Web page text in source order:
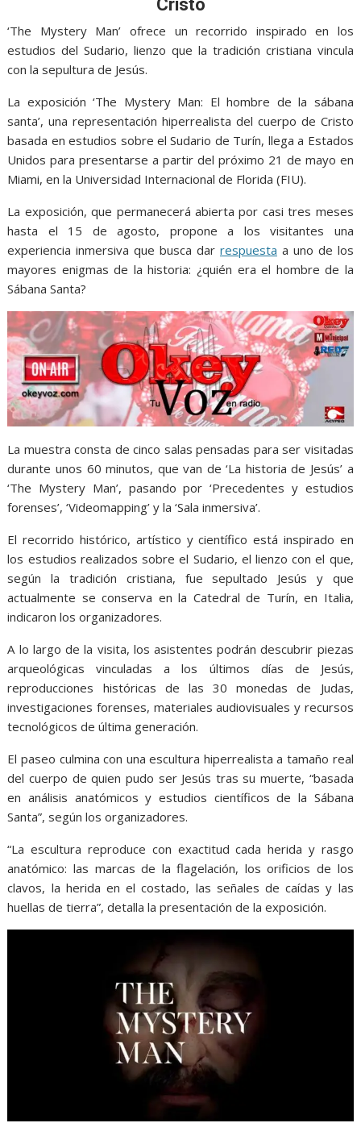
k p
g
er
Cristo
‘The Mystery Man’ ofrece un recorrido inspirado en los
estudios del Sudario, lienzo que la tradición cristiana vincula
con la sepultura de Jesús.
La exposición ‘The Mystery Man: El hombre de la sábana
santa’, una representación hiperrealista del cuerpo de Cristo
basada en estudios sobre el Sudario de Turín, llega a Estados
Unidos para presentarse a partir del próximo 21 de mayo en
Miami, en la Universidad Internacional de Florida (FIU).
La exposición, que permanecerá abierta por casi tres meses
hasta el 15 de agosto, propone a los visitantes una
experiencia inmersiva que busca dar respuesta a uno de los
mayores enigmas de la historia: ¿quién era el hombre de la
Sábana Santa?
La muestra consta de cinco salas pensadas para ser visitadas
durante unos 60 minutos, que van de ‘La historia de Jesús’ a
‘The Mystery Man’, pasando por ‘Precedentes y estudios
forenses’, ‘Videomapping’ y la ‘Sala inmersiva’.
El recorrido histórico, artístico y científico está inspirado en
los estudios realizados sobre el Sudario, el lienzo con el que,
según la tradición cristiana, fue sepultado Jesús y que
actualmente se conserva en la Catedral de Turín, en Italia,
indicaron los organizadores.
A lo largo de la visita, los asistentes podrán descubrir piezas
arqueológicas vinculadas a los últimos días de Jesús,
reproducciones históricas de las 30 monedas de Judas,
investigaciones forenses, materiales audiovisuales y recursos
tecnológicos de última generación.
El paseo culmina con una escultura hiperrealista a tamaño real
del cuerpo de quien pudo ser Jesús tras su muerte, “basada
en análisis anatómicos y estudios científicos de la Sábana
Santa”, según los organizadores.
“La escultura reproduce con exactitud cada herida y rasgo
anatómico: las marcas de la flagelación, los orificios de los
clavos, la herida en el costado, las señales de caídas y las
huellas de tierra”, detalla la presentación de la exposición.